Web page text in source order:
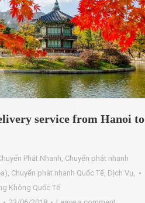
service from Hanoi to
Phát Nhanh, Chuyển phát nhanh
, Chuyển phát nhanh Quốc Tế, Dịch Vụ,
Không Quốc Tế